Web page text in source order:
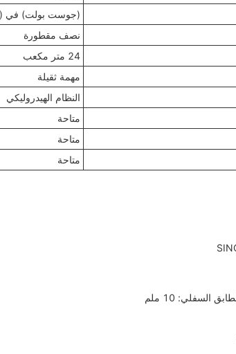
(جوست بولت) في
نصف مقطورة
24 متر مكعب
مهمة ثقيلة
النظام الهيدروليكي
متاحة
متاحة
متاحة